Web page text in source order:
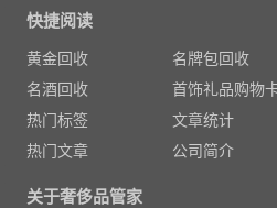
快捷阅读
黄金回收 名牌包回收
名酒回收
首饰礼品购物
热门标签
文章统计
热门文章
公司简介
关于奢侈品管家